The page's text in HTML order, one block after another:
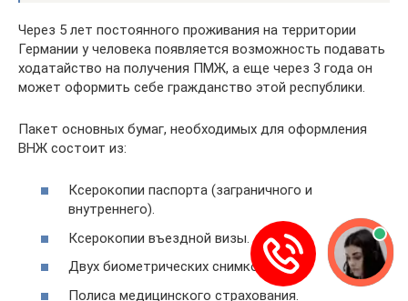
Через 5 лет постоянного проживания на территории
Германии у человека появляется возможность подавать
ходатайство на получения ПМЖ, а еще через 3 года он
может оформить себе гражданство этой республики.
Пакет основных бумаг, необходимых для оформления
ВНЖ состоит из:
Ксерокопии паспорта (заграничного и
внутреннего).
Ксерокопии въездной визы.
Двух биометрических снимков.
Полиса медицинского страхования.